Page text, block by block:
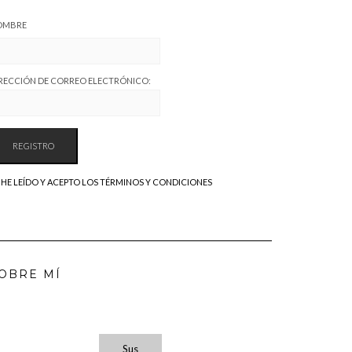
DE CORREO ELECTRÓNICO:
HE LEÍDO Y ACEPTO LOS TÉRMINOS Y CONDICIONES
MÍ
Sus